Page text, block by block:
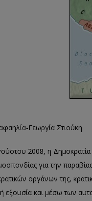
Γεωργία Στιούκη
2008, η
για την
οργάνων της,
εξουσία και μέσω των